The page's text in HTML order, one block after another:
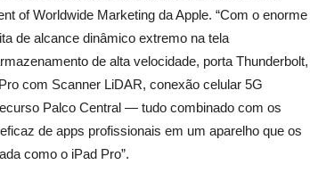
of Worldwide Marketing da Apple. “Com o enorme
de alcance dinâmico extremo na tela
de alta velocidade, porta Thunderbolt,
com Scanner LiDAR, conexão celular 5G
Palco Central — tudo combinado com os
de apps profissionais em um aparelho que os
como o iPad Pro”.